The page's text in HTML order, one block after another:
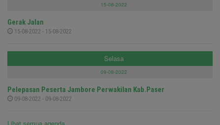
15-08-2022
Gerak Jalan
15-08-2022 - 15-08-2022
Selasa
09-08-2022
Pelepasan Peserta Jambore Perwakilan Kab.Paser
09-08-2022 - 09-08-2022
Lihat semua agenda ....